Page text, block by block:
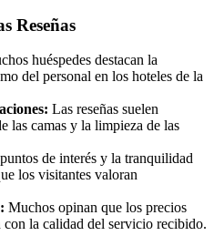
Reseñas
huéspedes destacan la
del personal en los hoteles de la
Las reseñas suelen
las camas y la limpieza de las
de interés y la tranquilidad
los visitantes valoran
Muchos opinan que los precios
con la calidad del servicio recibido.